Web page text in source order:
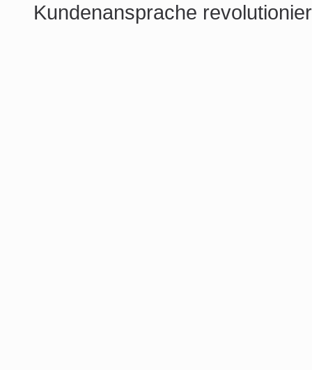
Kundenansprache